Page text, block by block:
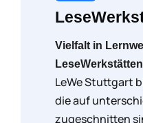
Vielfalt in
LeseWerkstätten
LeWe Stuttgart
die auf
zugeschnitten